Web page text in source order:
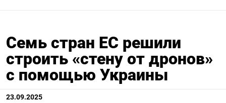
Семь стран ЕС решили
строить «стену от дронов»
с помощью Украины
23.09.2025